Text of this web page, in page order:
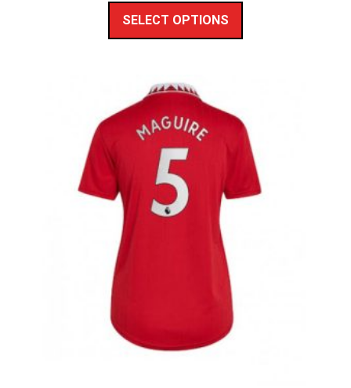
SELECT OPTIONS